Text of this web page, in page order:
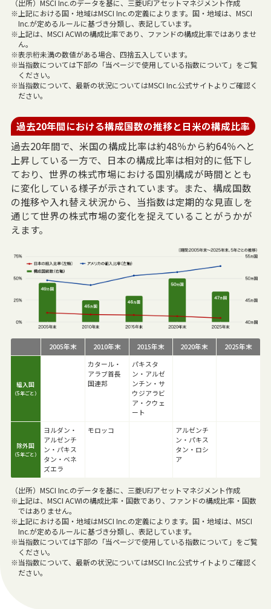
（出所）MSCI Inc.のデータを基に、三菱UFJアセットマネジメント作成
※上記における国・地域はMSCI Inc.の定義によります。国・地域は、MSCI
Inc.が定めるルールに基づき分類し、表記しています。
※上記は、MSCI ACWIの構成比率であり、ファンドの構成比率ではありませ
ん。
※表示桁未満の数値がある場合、四捨五入しています。
※当指数については下部の「当ページで使用している指数について」をご覧
ください。
※当指数について、最新の状況についてはMSCI Inc.公式サイトよりご確認く
ださい。
過去20年間における構成国数の推移と日米の構成比率
過去20年間で、米国の構成比率は約48％から約64％へと
上昇している一方で、日本の構成比率は相対的に低下し
ており、世界の株式市場における国別構成が時間ととも
に変化している様子が示されています。また、構成国数
の推移や入れ替え状況から、当指数は定期的な見直しを
通じて世界の株式市場の変化を捉えていることがうかが
えます。
2005年末 2010年末 2015年末 2020年末 2025年末
組入国
（5年ごと）
カタール・
アラブ首長
国連邦
パキスタ
ン・アルゼ
ンチン・サ
ウジアラビ
ア・クウェ
ート
除外国
（5年ごと）
ヨルダン・
アルゼンチ
ン・パキス
タン・ベネ
ズエラ
モロッコ
アルゼンチ
ン・パキス
タン・ロシ
ア
（出所）MSCI Inc.のデータを基に、三菱UFJアセットマネジメント作成
※上記は、MSCI ACWIの構成比率・国数であり、ファンドの構成比率・国数
ではありません。
※上記における国・地域はMSCI Inc.の定義によります。国・地域は、MSCI
Inc.が定めるルールに基づき分類し、表記しています。
※当指数については下部の「当ページで使用している指数について」をご覧
ください。
※当指数について、最新の状況についてはMSCI Inc.公式サイトよりご確認く
ださい。